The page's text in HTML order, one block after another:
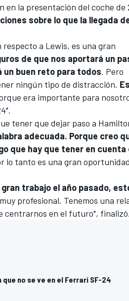
en la presentación del coche de
sobre lo que la llegada
respecto a Lewis, es una gran
de que nos aportará un
buen reto para todos. Pero
ningún tipo de distracción.
era importante para
tener que dejar paso a
adecuada. Porque creo
que hay que tener en cuenta
lo tanto es una gran
trabajo el año pasado,
profesional. Tenemos una
centrarnos en el futuro", finalizó.
no se ve en el Ferrari SF-24